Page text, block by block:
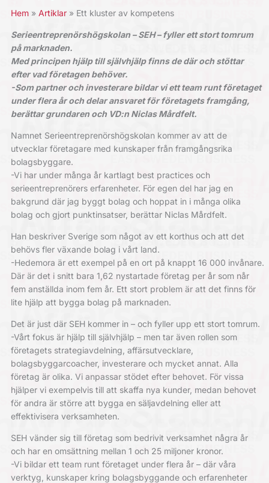
Hem
Artiklar Ett kluster av kompetens
Serieentreprenörshögskolan – SEH – fyller ett stort tomrum
på marknaden.
Med principen hjälp till självhjälp finns de där och stöttar
efter vad företagen behöver.
-Som partner och investerare bildar vi ett team runt företaget
under flera år och delar ansvaret för företagets framgång,
berättar grundaren och VD:n Niclas Mårdfelt.
Namnet Serieentreprenörshögskolan kommer av att de
utvecklar företagare med kunskaper från framgångsrika
bolagsbyggare.
-Vi har under många år kartlagt best practices och
serieentreprenörers erfarenheter. För egen del har jag en
bakgrund där jag byggt bolag och hoppat in i många olika
bolag och gjort punktinsatser, berättar Niclas Mårdfelt.
Han beskriver Sverige som något av ett korthus och att det
behövs fler växande bolag i vårt land.
-Hedemora är ett exempel på en ort på knappt 16 000 invånare.
Där är det i snitt bara 1,62 nystartade företag per år som når
fem anställda inom fem år. Ett stort problem är att det finns för
lite hjälp att bygga bolag på marknaden.
Det är just där SEH kommer in – och fyller upp ett stort tomrum.
-Vårt fokus är hjälp till självhjälp – men tar även rollen som
företagets strategiavdelning, affärsutvecklare,
bolagsbyggarcoacher, investerare och mycket annat. Alla
företag är olika. Vi anpassar stödet efter behovet. För vissa
hjälper vi exempelvis till att skaffa nya kunder, medan behovet
för andra är större att bygga en säljavdelning eller att
effektivisera verksamheten.
SEH vänder sig till företag som bedrivit verksamhet några år
och har en omsättning mellan 1 och 25 miljoner kronor.
-Vi bildar ett team runt företaget under flera år – där våra
verktyg, kunskaper kring bolagsbyggande och erfarenheter